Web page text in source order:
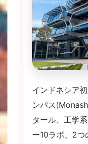
インドネシア
ンパス
タール、工学
ー10ラボ、2つ